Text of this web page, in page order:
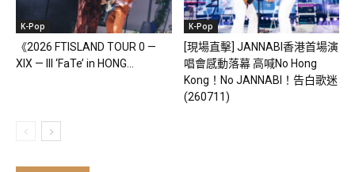
K-Pop
《2026 FTISLAND TOUR 0 —
XIX — III ‘FaTe’ in HONG...
K-Pop
[現場直擊] JANNABI香港首場演
唱會感動落幕 高喊No Hong
Kong！No JANNABI！告白歌迷
(260711)